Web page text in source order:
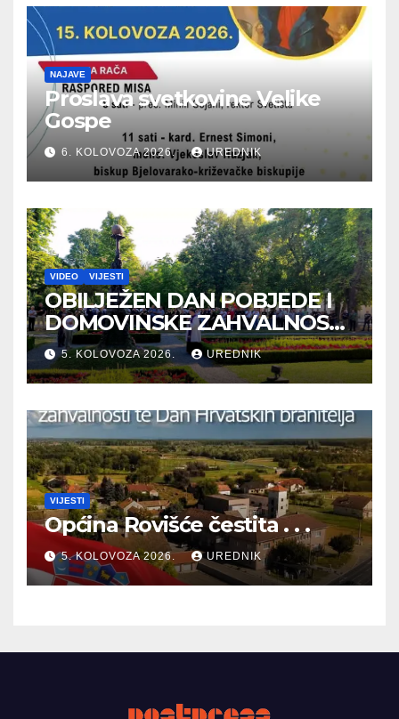
NAJAVE
Proslava svetkovine Velike
Gospe
6. KOLOVOZA 2026. UREDNIK
VIDEO VIJESTI
OBILJEŽEN DAN POBJEDE I
DOMOVINSKE ZAHVALNOSTI
TE DAN HRVATSKIH
BRANITELJA
5. KOLOVOZA 2026. UREDNIK
VIJESTI
Općina Rovišće čestita . . .
5. KOLOVOZA 2026. UREDNIK